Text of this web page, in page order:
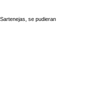
se pudieran